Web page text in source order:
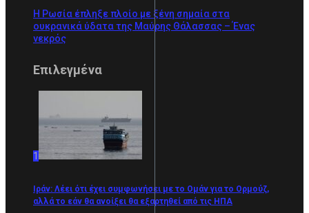
Η Ρωσία έπληξε πλοίο με ξένη σημαία στα
ουκρανικά ύδατα της Μαύρης Θάλασσας – Ένας
νεκρός
Επιλεγμένα
1
Ιράν: Λέει ότι έχει συμφωνήσει με το Ομάν για το Ορμούζ,
αλλά το εάν θα ανοίξει θα εξαρτηθεί από τις ΗΠΑ